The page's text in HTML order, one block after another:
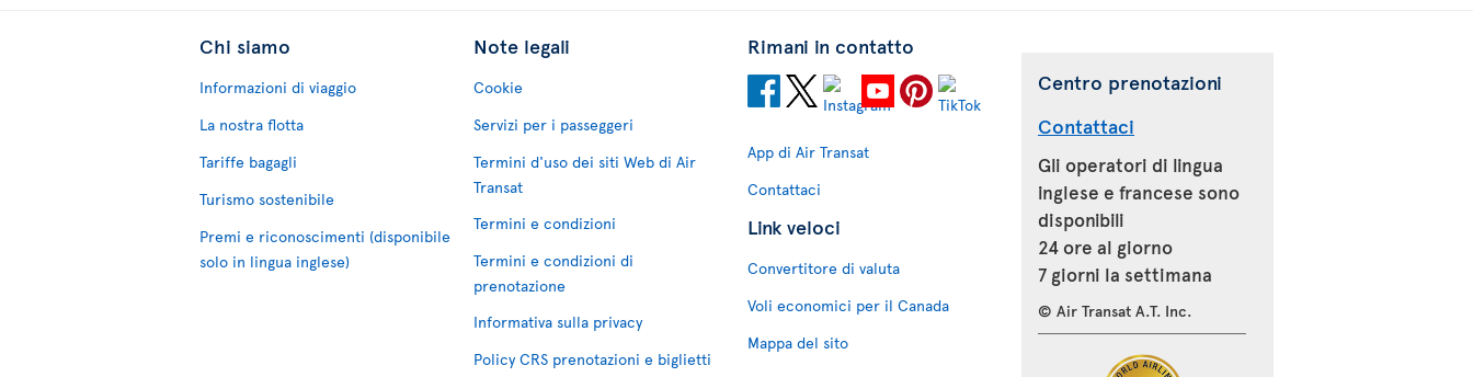
Chi siamo
Informazioni di viaggio
La nostra flotta
Tariffe bagagli
Turismo sostenibile
Premi e riconoscimenti (disponibile
solo in lingua inglese)
Note legali
Cookie
Servizi per i passeggeri
Termini d'uso dei siti Web di Air
Transat
Termini e condizioni
Termini e condizioni di
prenotazione
Informativa sulla privacy
Policy CRS prenotazioni e biglietti
Rimani in contatto
App di Air Transat
Contattaci
Link veloci
Convertitore di valuta
Voli economici per il Canada
Mappa del sito
Centro prenotazioni
Contattaci
Gli operatori di lingua
inglese e francese sono
disponibili
24 ore al giorno
7 giorni la settimana
© Air Transat A.T. Inc.